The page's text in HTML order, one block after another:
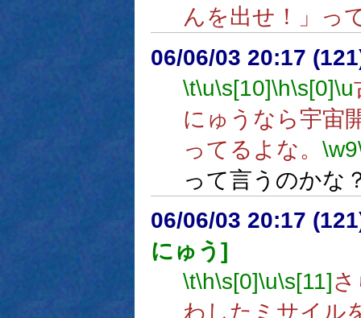
んを出せ！」っ
06/06/03 20:17
\t\u\s[10]\h\s[0]\u
にゅうなら宇宙
ってるよな。 \w9
って言うのかな
06/06/03 20:17
にゅう]
\t\h\s[0]\u\s[11]
わしたミサイル